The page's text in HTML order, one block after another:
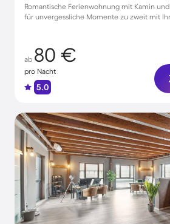
Romantische Ferienwohnung mit Kamin
für unvergessliche Momente zu zweit mit
ab 80 €
pro Nacht
5.0